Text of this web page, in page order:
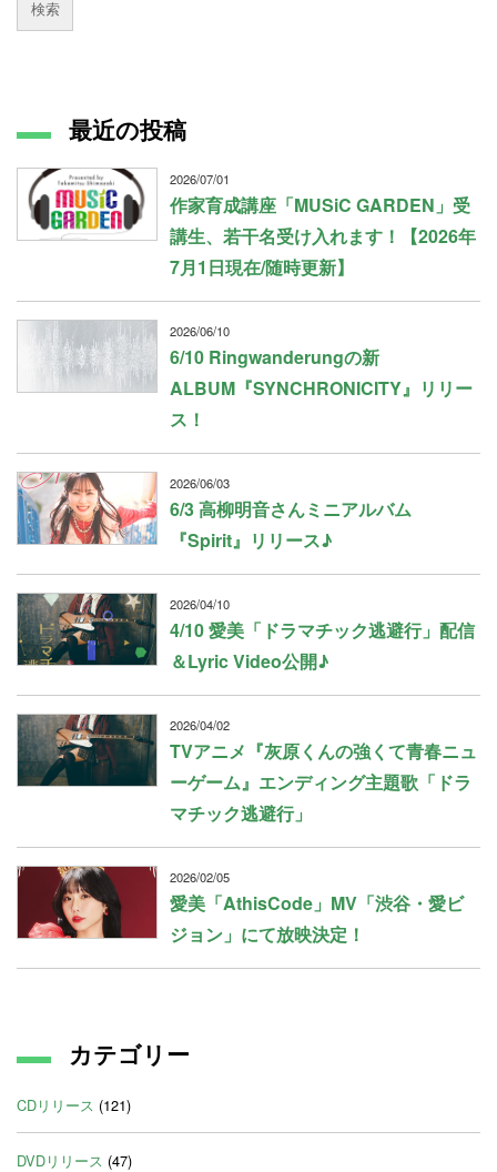
最近の投稿
2026/07/01
作家育成講座「MUSiC GARDEN」受
講生、若干名受け入れます！【2026年
7月1日現在/随時更新】
2026/06/10
6/10 Ringwanderungの新
ALBUM『SYNCHRONICITY』リリー
ス！
2026/06/03
6/3 高柳明音さんミニアルバム
『Spirit』リリース♪
2026/04/10
4/10 愛美「ドラマチック逃避行」配信
＆Lyric Video公開♪
2026/04/02
TVアニメ『灰原くんの強くて青春ニュ
ーゲーム』エンディング主題歌「ドラ
マチック逃避行」
2026/02/05
愛美「AthisCode」MV「渋谷・愛ビ
ジョン」にて放映決定！
カテゴリー
CDリリース (121)
DVDリリース (47)